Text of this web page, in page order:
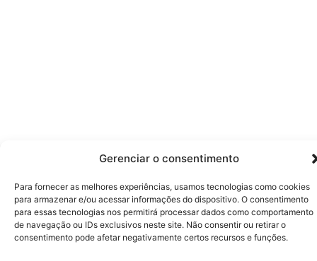
Gerenciar o consentimento
Para fornecer as melhores experiências, usamos tecnologias como cookies
para armazenar e/ou acessar informações do dispositivo. O consentimento
para essas tecnologias nos permitirá processar dados como comportamento
de navegação ou IDs exclusivos neste site. Não consentir ou retirar o
consentimento pode afetar negativamente certos recursos e funções.